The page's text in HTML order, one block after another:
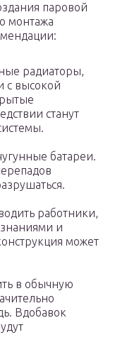
паровой
монтажа
радиаторы,
с высокой
станут
батареи.
работники,
и
может
в обычную
Вдобавок